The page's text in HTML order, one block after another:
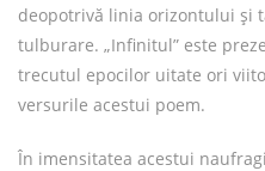
deopotrivă linia orizontului și
tulburare. „Infinitul” este
trecutul epocilor uitate ori
versurile acestui poem.
În imensitatea acestui